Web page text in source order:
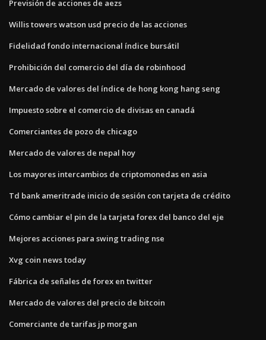
Previsión de acciones de aezs
Willis towers watson usd precio de las acciones
Fidelidad fondo internacional índice bursátil
Prohibición del comercio del día de robinhood
Mercado de valores del índice de hong kong hang seng
Impuesto sobre el comercio de divisas en canadá
Comerciantes de pozo de chicago
Mercado de valores de nepal hoy
Los mayores intercambios de criptomonedas en asia
Td bank ameritrade inicio de sesión con tarjeta de crédito
Cómo cambiar el pin de la tarjeta forex del banco del eje
Mejores acciones para swing trading nse
Xvg coin news today
Fábrica de señales de forex en twitter
Mercado de valores del precio de bitcoin
Comerciante de tarifas jp morgan